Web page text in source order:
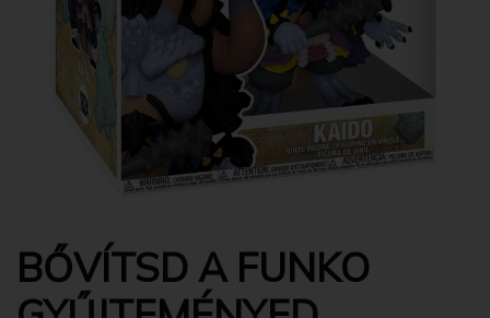
BŐVÍTSD A FUNKO